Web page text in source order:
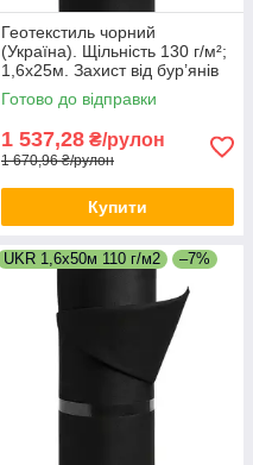
Геотекстиль чорний
(Україна). Щільність 130 г/м²;
1,6х25м. Захист від бур’янів
та дренаж (UV‑стабілізація).
Готово до відправки
1 537,28 ₴/рулон
1 670,96 ₴/рулон
Купити
UKR 1,6х50м 110 г/м2 –7%